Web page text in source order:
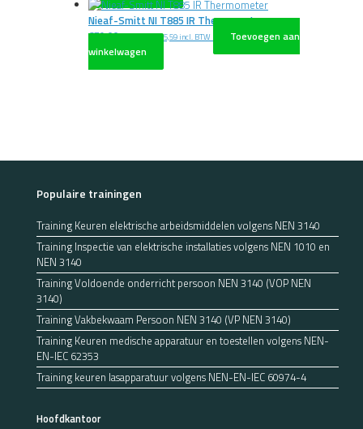
Nieaf-Smitt NI T885 IR Thermometer
€79,00 excl. BTW€95,59 incl. BTW
Toevoegen aan
winkelwagen
Populaire trainingen
Training Keuren elektrische arbeidsmiddelen volgens NEN 3140
Training Inspectie van elektrische installaties volgens NEN 1010 en
NEN 3140
Training Voldoende onderricht persoon NEN 3140 (VOP NEN
3140)
Training Vakbekwaam Persoon NEN 3140 (VP NEN 3140)
Training Keuren medische apparatuur en toestellen volgens NEN-
EN-IEC 62353
Training keuren lasapparatuur volgens NEN-EN-IEC 60974-4
Hoofdkantoor